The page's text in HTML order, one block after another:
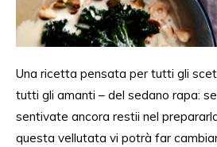
Una ricetta pensata per tutti gli
tutti gli amanti – del sedano rapa:
sentivate ancora restii nel
questa vellutata vi potrà far